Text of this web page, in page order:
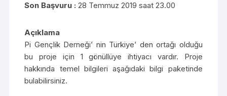
Son Başvuru : 28 Temmuz 2019 saat 23.00
Açıklama
Pi Gençlik Derneği’ nin Türkiye’ den ortağı olduğu
bu proje için 1 gönüllüye ihtiyacı vardır. Proje
hakkında temel bilgileri aşağıdaki bilgi paketinde
bulabilirsiniz.